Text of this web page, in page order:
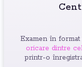
Examen în
oricare dintre
printr-o